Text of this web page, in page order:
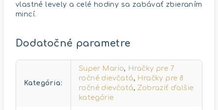
vlastné levely a celé hodiny sa zabávať zbieraním
mincí.
Dodatočné parametre
Kategória:
Super Mario, Hračky pre 7
ročné dievčatá, Hračky pre 8
ročné dievčatá, Zobraziť ďalšie
kategórie